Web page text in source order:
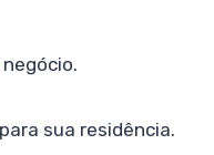
sua residência.